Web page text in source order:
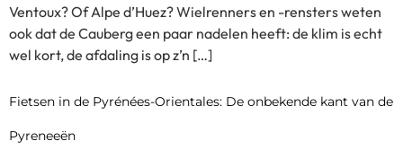
Ventoux? Of Alpe d’Huez? Wielrenners en -rensters weten
ook dat de Cauberg een paar nadelen heeft: de klim is echt
wel kort, de afdaling is op z’n […]
Fietsen in de Pyrénées-Orientales: De onbekende kant van de
Pyreneeën